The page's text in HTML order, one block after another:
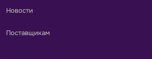
Новости
Поставщикам